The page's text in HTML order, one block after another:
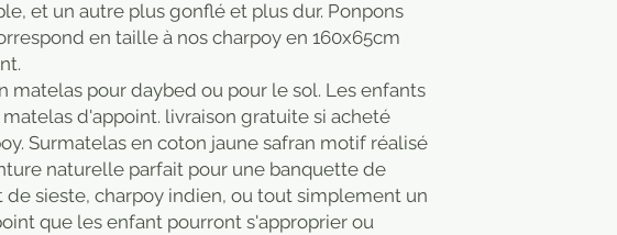
et un autre plus gonflé et plus dur. Ponpons
en taille à nos charpoy en 160x65cm
matelas pour daybed ou pour le sol. Les enfants
d'appoint. livraison gratuite si acheté
Surmatelas en coton jaune safran motif réalisé
naturelle parfait pour une banquette de
de sieste, charpoy indien, ou tout simplement un
que les enfant pourront s'approprier ou